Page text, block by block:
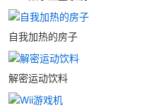
自我加热的房子
解密运动饮料